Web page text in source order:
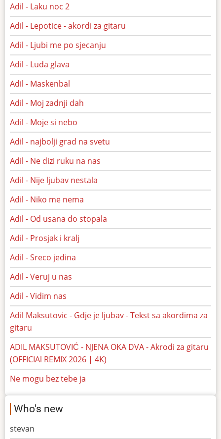
Adil - Laku noc 2
Adil - Lepotice - akordi za gitaru
Adil - Ljubi me po sjecanju
Adil - Luda glava
Adil - Maskenbal
Adil - Moj zadnji dah
Adil - Moje si nebo
Adil - najbolji grad na svetu
Adil - Ne dizi ruku na nas
Adil - Nije ljubav nestala
Adil - Niko me nema
Adil - Od usana do stopala
Adil - Prosjak i kralj
Adil - Sreco jedina
Adil - Veruj u nas
Adil - Vidim nas
Adil Maksutovic - Gdje je ljubav - Tekst sa akordima za
gitaru
ADIL MAKSUTOVIĆ - NJENA OKA DVA - Akrodi za gitaru
(OFFICIAl REMIX 2026 | 4K)
Ne mogu bez tebe ja
Who's new
stevan